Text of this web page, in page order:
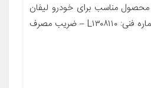
مناسب برای خودرو لیفان
۵۲۰ سایر توضیحات – شماره فنی: L۱۳۰۸۱۱۰ – ضریب مصرف